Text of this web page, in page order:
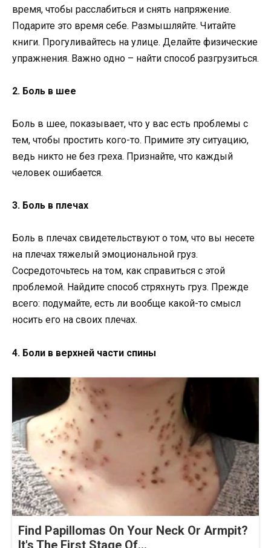
время, чтобы расслабиться и снять напряжение.
Подарите это время себе. Размышляйте. Читайте
книги. Прогуливайтесь на улице. Делайте физические
упражнения. Важно одно – найти способ разгрузиться.
2. Боль в шее
Боль в шее, показывает, что у вас есть проблемы с
тем, чтобы простить кого-то. Примите эту ситуацию,
ведь никто не без греха. Признайте, что каждый
человек ошибается.
3. Боль в плечах
Боль в плечах свидетельствуют о том, что вы несете
на плечах тяжелый эмоциональной груз.
Сосредоточьтесь на том, как справиться с этой
проблемой. Найдите способ стряхнуть груз. Прежде
всего: подумайте, есть ли вообще какой-то смысл
носить его на своих плечах.
4. Боли в верхней части спины
Find Papillomas On Your Neck Or Armpit?